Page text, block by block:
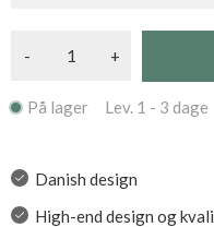
- +
På lager Lev. 1 - 3 dage
Danish design
High-end design og